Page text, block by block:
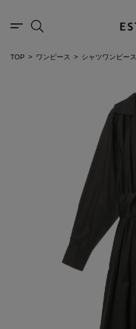
TOP ワンピース シャツワンピース